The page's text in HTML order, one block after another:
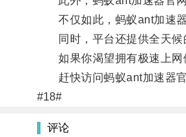
不仅如此，蚂蚁ant加速器
同时，平台还提供全天候
如果你渴望拥有极速上网
赶快访问蚂蚁ant加速器官
#18#
评论